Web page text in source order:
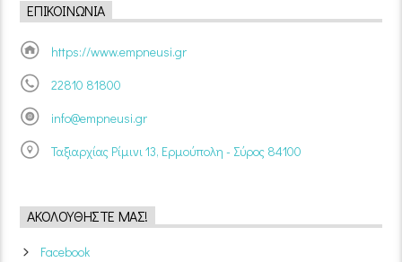
ΕΠΙΚΟΙΝΩΝΊΑ
https://www.empneusi.gr
22810 81800
info@empneusi.gr
Ταξιαρχίας Ρίμινι 13, Ερμούπολη - Σύρος 84100
ΑΚΟΛΟΥΘΉΣΤΕ ΜΑΣ!
Facebook